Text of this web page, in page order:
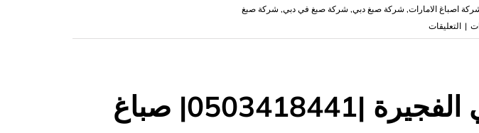
اصباغ الامارات, شركة صبغ دبي, شركة صبغ في دبي, شركة صبغ
| التعليقاتعلى
شركة
|0503418441|
شركة صبغ في الفجيرة |0503418441| صباغ